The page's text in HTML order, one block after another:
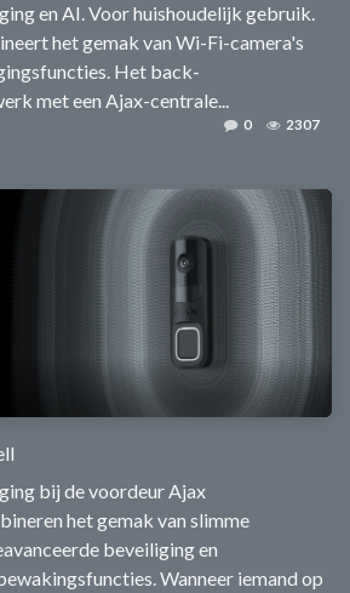
en AI. Voor huishoudelijk gebruik.
het gemak van Wi-Fi-camera's
Het back-
met een Ajax-centrale...
0 2307
bij de voordeur Ajax
het gemak van slimme
beveiliging en
Wanneer iemand op